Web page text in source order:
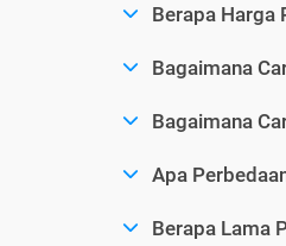
Berapa Harga
Bagaimana
Bagaimana
Apa
Berapa Lama